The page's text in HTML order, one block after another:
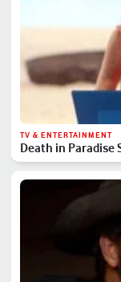
TV & ENTERTAINMENT
Death in Paradise